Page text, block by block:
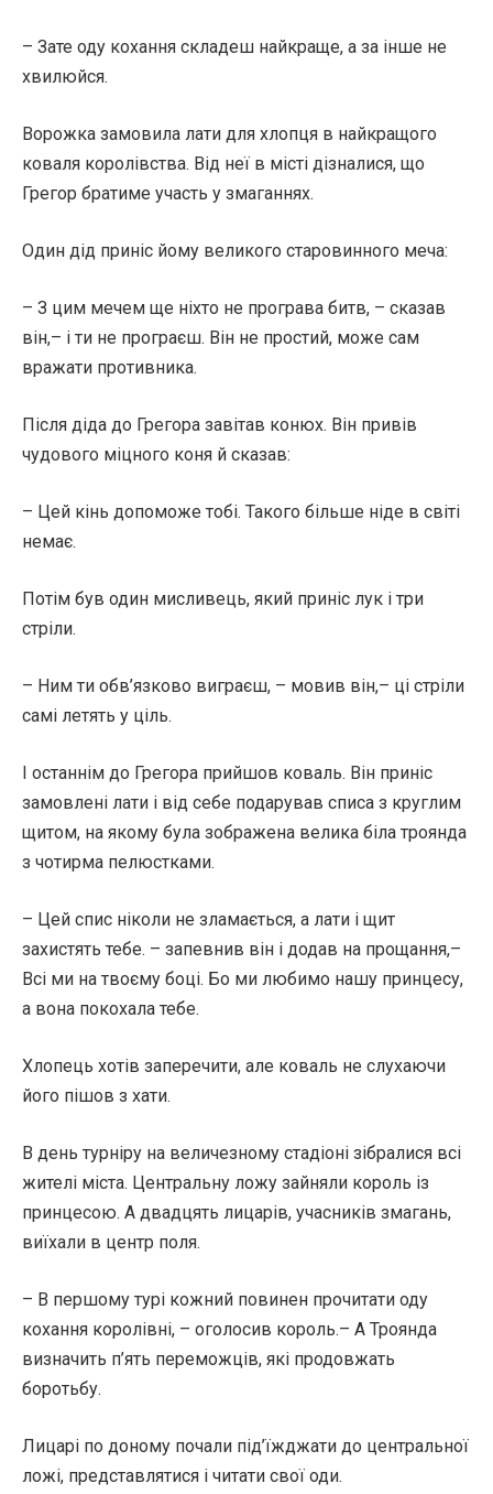
– Зате оду кохання складеш найкраще, а за інше не
хвилюйся.
Ворожка замовила лати для хлопця в найкращого
коваля королівства. Від неї в місті дізналися, що
Грегор братиме участь у змаганнях.
Один дід приніс йому великого старовинного меча:
– З цим мечем ще ніхто не програва битв, – сказав
він,– і ти не програєш. Він не простий, може сам
вражати противника.
Після діда до Грегора завітав конюх. Він привів
чудового міцного коня й сказав:
– Цей кінь допоможе тобі. Такого більше ніде в світі
немає.
Потім був один мисливець, який приніс лук і три
стріли.
– Ним ти обв’язково виграєш, – мовив він,– ці стріли
самі летять у ціль.
І останнім до Грегора прийшов коваль. Він приніс
замовлені лати і від себе подарував списа з круглим
щитом, на якому була зображена велика біла троянда
з чотирма пелюстками.
– Цей спис ніколи не зламається, а лати і щит
захистять тебе. – запевнив він і додав на прощання,–
Всі ми на твоєму боці. Бо ми любимо нашу принцесу,
а вона покохала тебе.
Хлопець хотів заперечити, але коваль не слухаючи
його пішов з хати.
В день турніру на величезному стадіоні зібралися всі
жителі міста. Центральну ложу зайняли король із
принцесою. А двадцять лицарів, учасників змагань,
виїхали в центр поля.
– В першому турі кожний повинен прочитати оду
кохання королівні, – оголосив король.– А Троянда
визначить п’ять переможців, які продовжать
боротьбу.
Лицарі по доному почали під’їжджати до центральної
ложі, представлятися і читати свої оди.